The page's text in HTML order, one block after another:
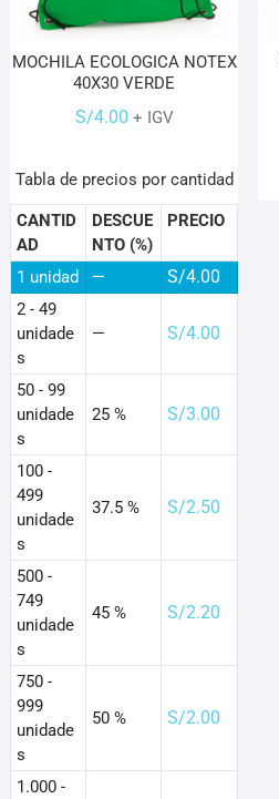
MOCHILA ECOLOGICA NOTEX
40X30 VERDE
S/4.00 + IGV
Tabla de precios por cantidad
CANTID
AD
DESCUE
NTO (%)
PRECIO
1 unidad — S/4.00
2 - 49
unidade
s
— S/4.00
50 - 99
unidade
s
25 % S/3.00
100 -
499
unidade
s
37.5 % S/2.50
500 -
749
unidade
s
45 % S/2.20
750 -
999
unidade
s
50 % S/2.00
1.000 -